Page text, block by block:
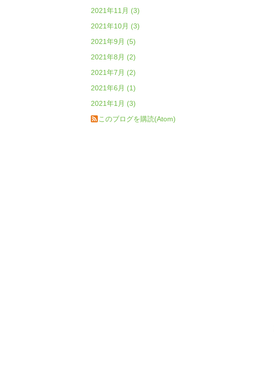
2021年11月 (3)
2021年10月 (3)
2021年9月 (5)
2021年8月 (2)
2021年7月 (2)
2021年6月 (1)
2021年1月 (3)
このブログを購読(Atom)